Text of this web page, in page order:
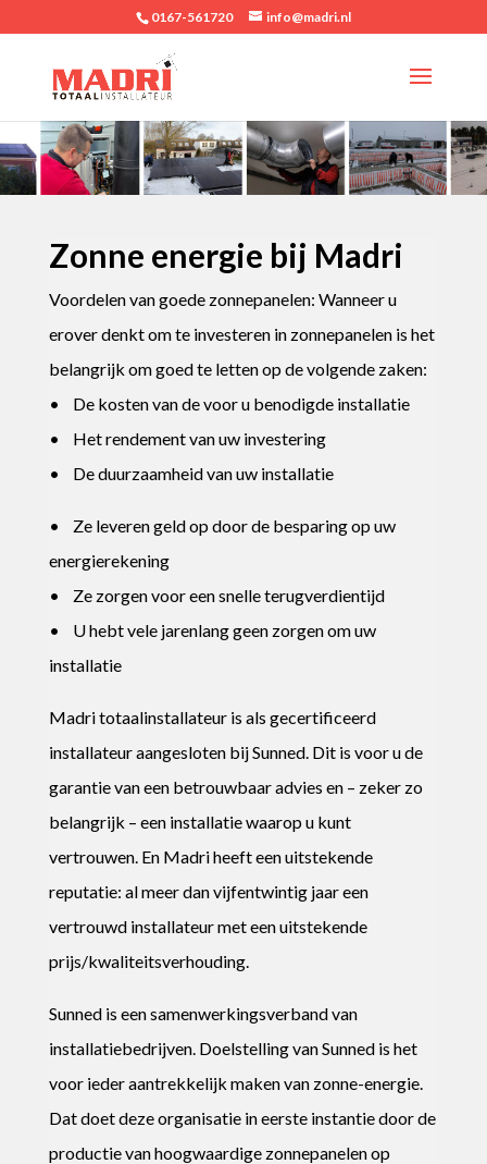
0167-561720 info@madri.nl
Zonne energie bij Madri
Voordelen van goede zonnepanelen: Wanneer u
erover denkt om te investeren in zonnepanelen is het
belangrijk om goed te letten op de volgende zaken:
• De kosten van de voor u benodigde installatie
• Het rendement van uw investering
• De duurzaamheid van uw installatie
• Ze leveren geld op door de besparing op uw
energierekening
• Ze zorgen voor een snelle terugverdientijd
• U hebt vele jarenlang geen zorgen om uw
installatie
Madri totaalinstallateur is als gecertificeerd
installateur aangesloten bij Sunned. Dit is voor u de
garantie van een betrouwbaar advies en – zeker zo
belangrijk – een installatie waarop u kunt
vertrouwen. En Madri heeft een uitstekende
reputatie: al meer dan vijfentwintig jaar een
vertrouwd installateur met een uitstekende
prijs/kwaliteitsverhouding.
Sunned is een samenwerkingsverband van
installatiebedrijven. Doelstelling van Sunned is het
voor ieder aantrekkelijk maken van zonne-energie.
Dat doet deze organisatie in eerste instantie door de
productie van hoogwaardige zonnepanelen op